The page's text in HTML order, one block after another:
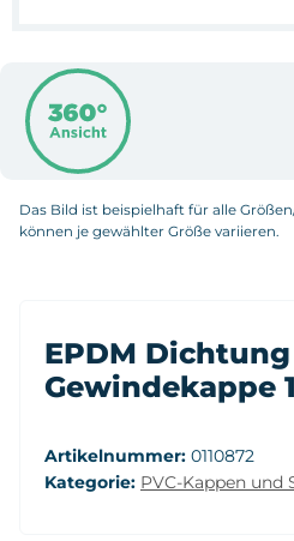
Das Bild ist beispielhaft für alle
können je gewählter Größe variieren.
EPDM
Gewindekappe
Artikelnummer: 0110872
Kategorie: PVC-Kappen und